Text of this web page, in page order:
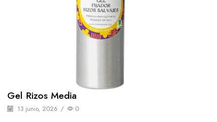
Gel Rizos Media
13 junio, 2026 / 0